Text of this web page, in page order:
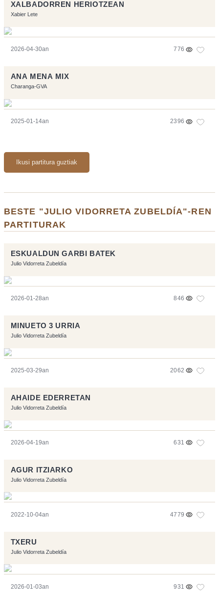
XALBADORREN HERIOTZEAN
Xabier Lete
2026-04-30an 776
ANA MENA MIX
Charanga-GVA
2025-01-14an 2396
Ikusi partitura guztiak
BESTE "JULIO VIDORRETA ZUBELDÍA"-REN
PARTITURAK
ESKUALDUN GARBI BATEK
Julio Vidorreta Zubeldía
2026-01-28an 846
MINUETO 3 URRIA
Julio Vidorreta Zubeldía
2025-03-29an 2062
AHAIDE EDERRETAN
Julio Vidorreta Zubeldía
2026-04-19an 631
AGUR ITZIARKO
Julio Vidorreta Zubeldía
2022-10-04an 4779
TXERU
Julio Vidorreta Zubeldía
2026-01-03an 931